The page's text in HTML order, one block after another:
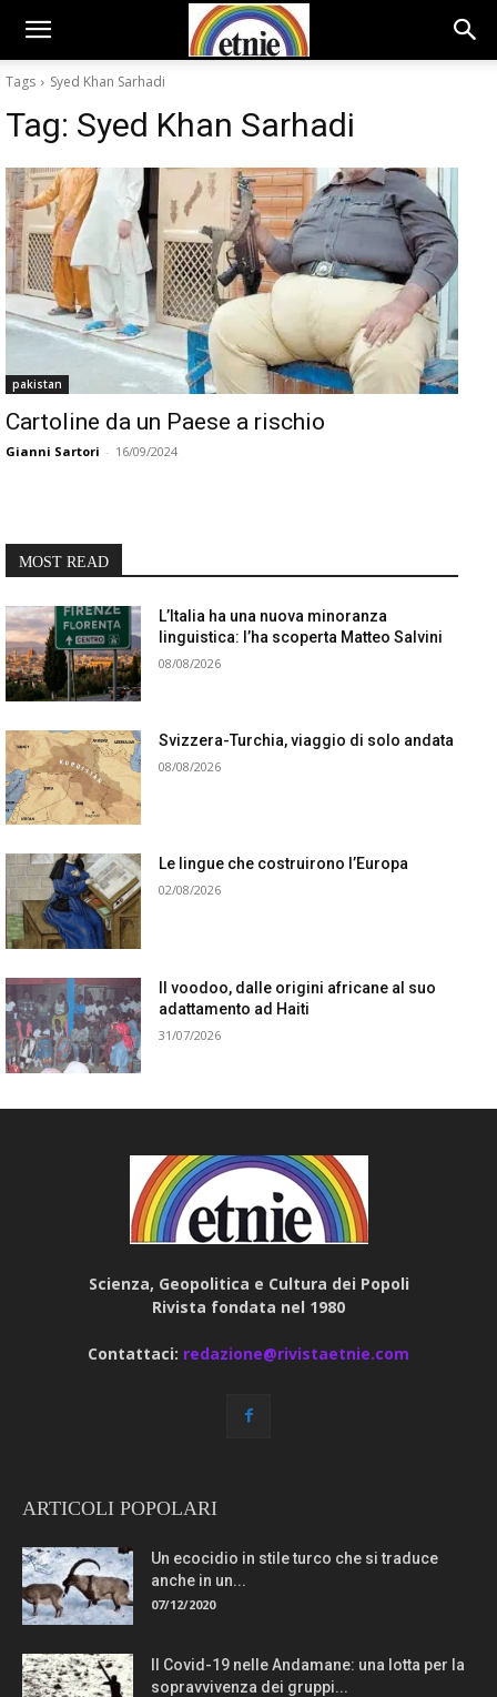
Tags Syed Khan Sarhadi
Tag: Syed Khan Sarhadi
pakistan
Cartoline da un Paese a rischio
Gianni Sartori - 16/09/2024
MOST READ
L’Italia ha una nuova minoranza
linguistica: l’ha scoperta Matteo Salvini
08/08/2026
Svizzera-Turchia, viaggio di solo andata
08/08/2026
Le lingue che costruirono l’Europa
02/08/2026
Il voodoo, dalle origini africane al suo
adattamento ad Haiti
31/07/2026
Scienza, Geopolitica e Cultura dei Popoli
Rivista fondata nel 1980
Contattaci: redazione@rivistaetnie.com
ARTICOLI POPOLARI
Un ecocidio in stile turco che si traduce
anche in un...
07/12/2020
Il Covid-19 nelle Andamane: una lotta per la
sopravvivenza dei gruppi...